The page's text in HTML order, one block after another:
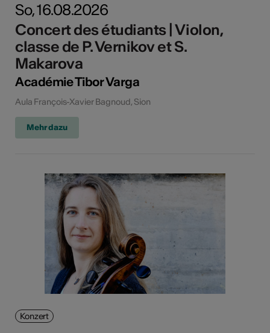
So, 16.08.2026
Concert des étudiants | Violon,
classe de P. Vernikov et S.
Makarova
Académie Tibor Varga
Aula François-Xavier Bagnoud, Sion
Mehr dazu
Konzert